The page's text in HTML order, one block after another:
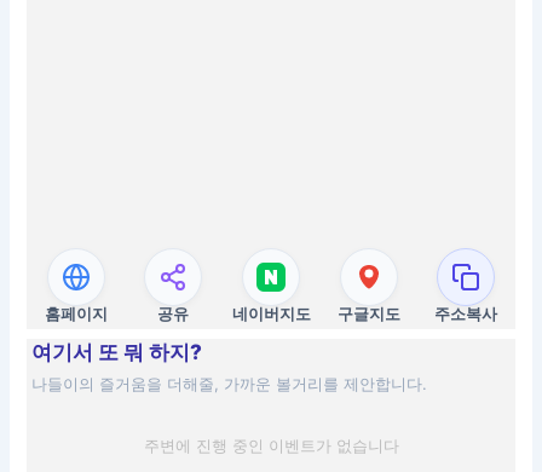
홈페이지 공유 네이버지도 구글지도 주소복사
여기서 또 뭐 하지?
나들이의 즐거움을 더해줄, 가까운 볼거리를 제안합니다.
주변에 진행 중인 이벤트가 없습니다